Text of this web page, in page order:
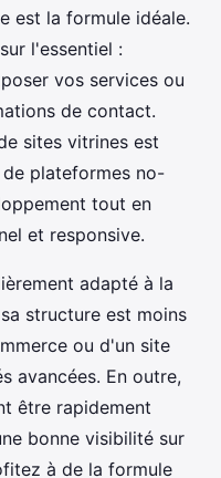
est la formule idéale.
l'essentiel :
vos services ou
de contact.
sites vitrines est
plateformes no-
tout en
et responsive.
adapté à la
structure est moins
ou d'un site
avancées. En outre,
être rapidement
bonne visibilité sur
à de la formule